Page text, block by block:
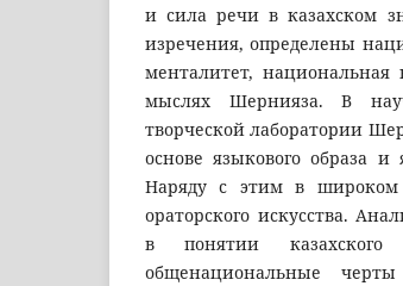
и сила речи в казахском
изречения, определены
менталитет,
мыслях Шернияза. В
творческой лаборатории
основе языкового образа и
Наряду с этим в широком
ораторского искусства.
в понятии
общенациональные